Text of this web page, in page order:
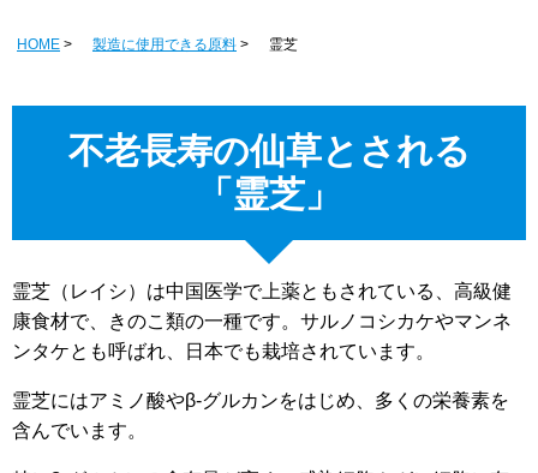
HOME 製造に使用できる原料 霊芝
不老長寿の仙草とされる
「霊芝」
霊芝（レイシ）は中国医学で上薬ともされている、高級健
康食材で、きのこ類の一種です。サルノコシカケやマンネ
ンタケとも呼ばれ、日本でも栽培されています。
霊芝にはアミノ酸やβ-グルカンをはじめ、多くの栄養素を
含んでいます。